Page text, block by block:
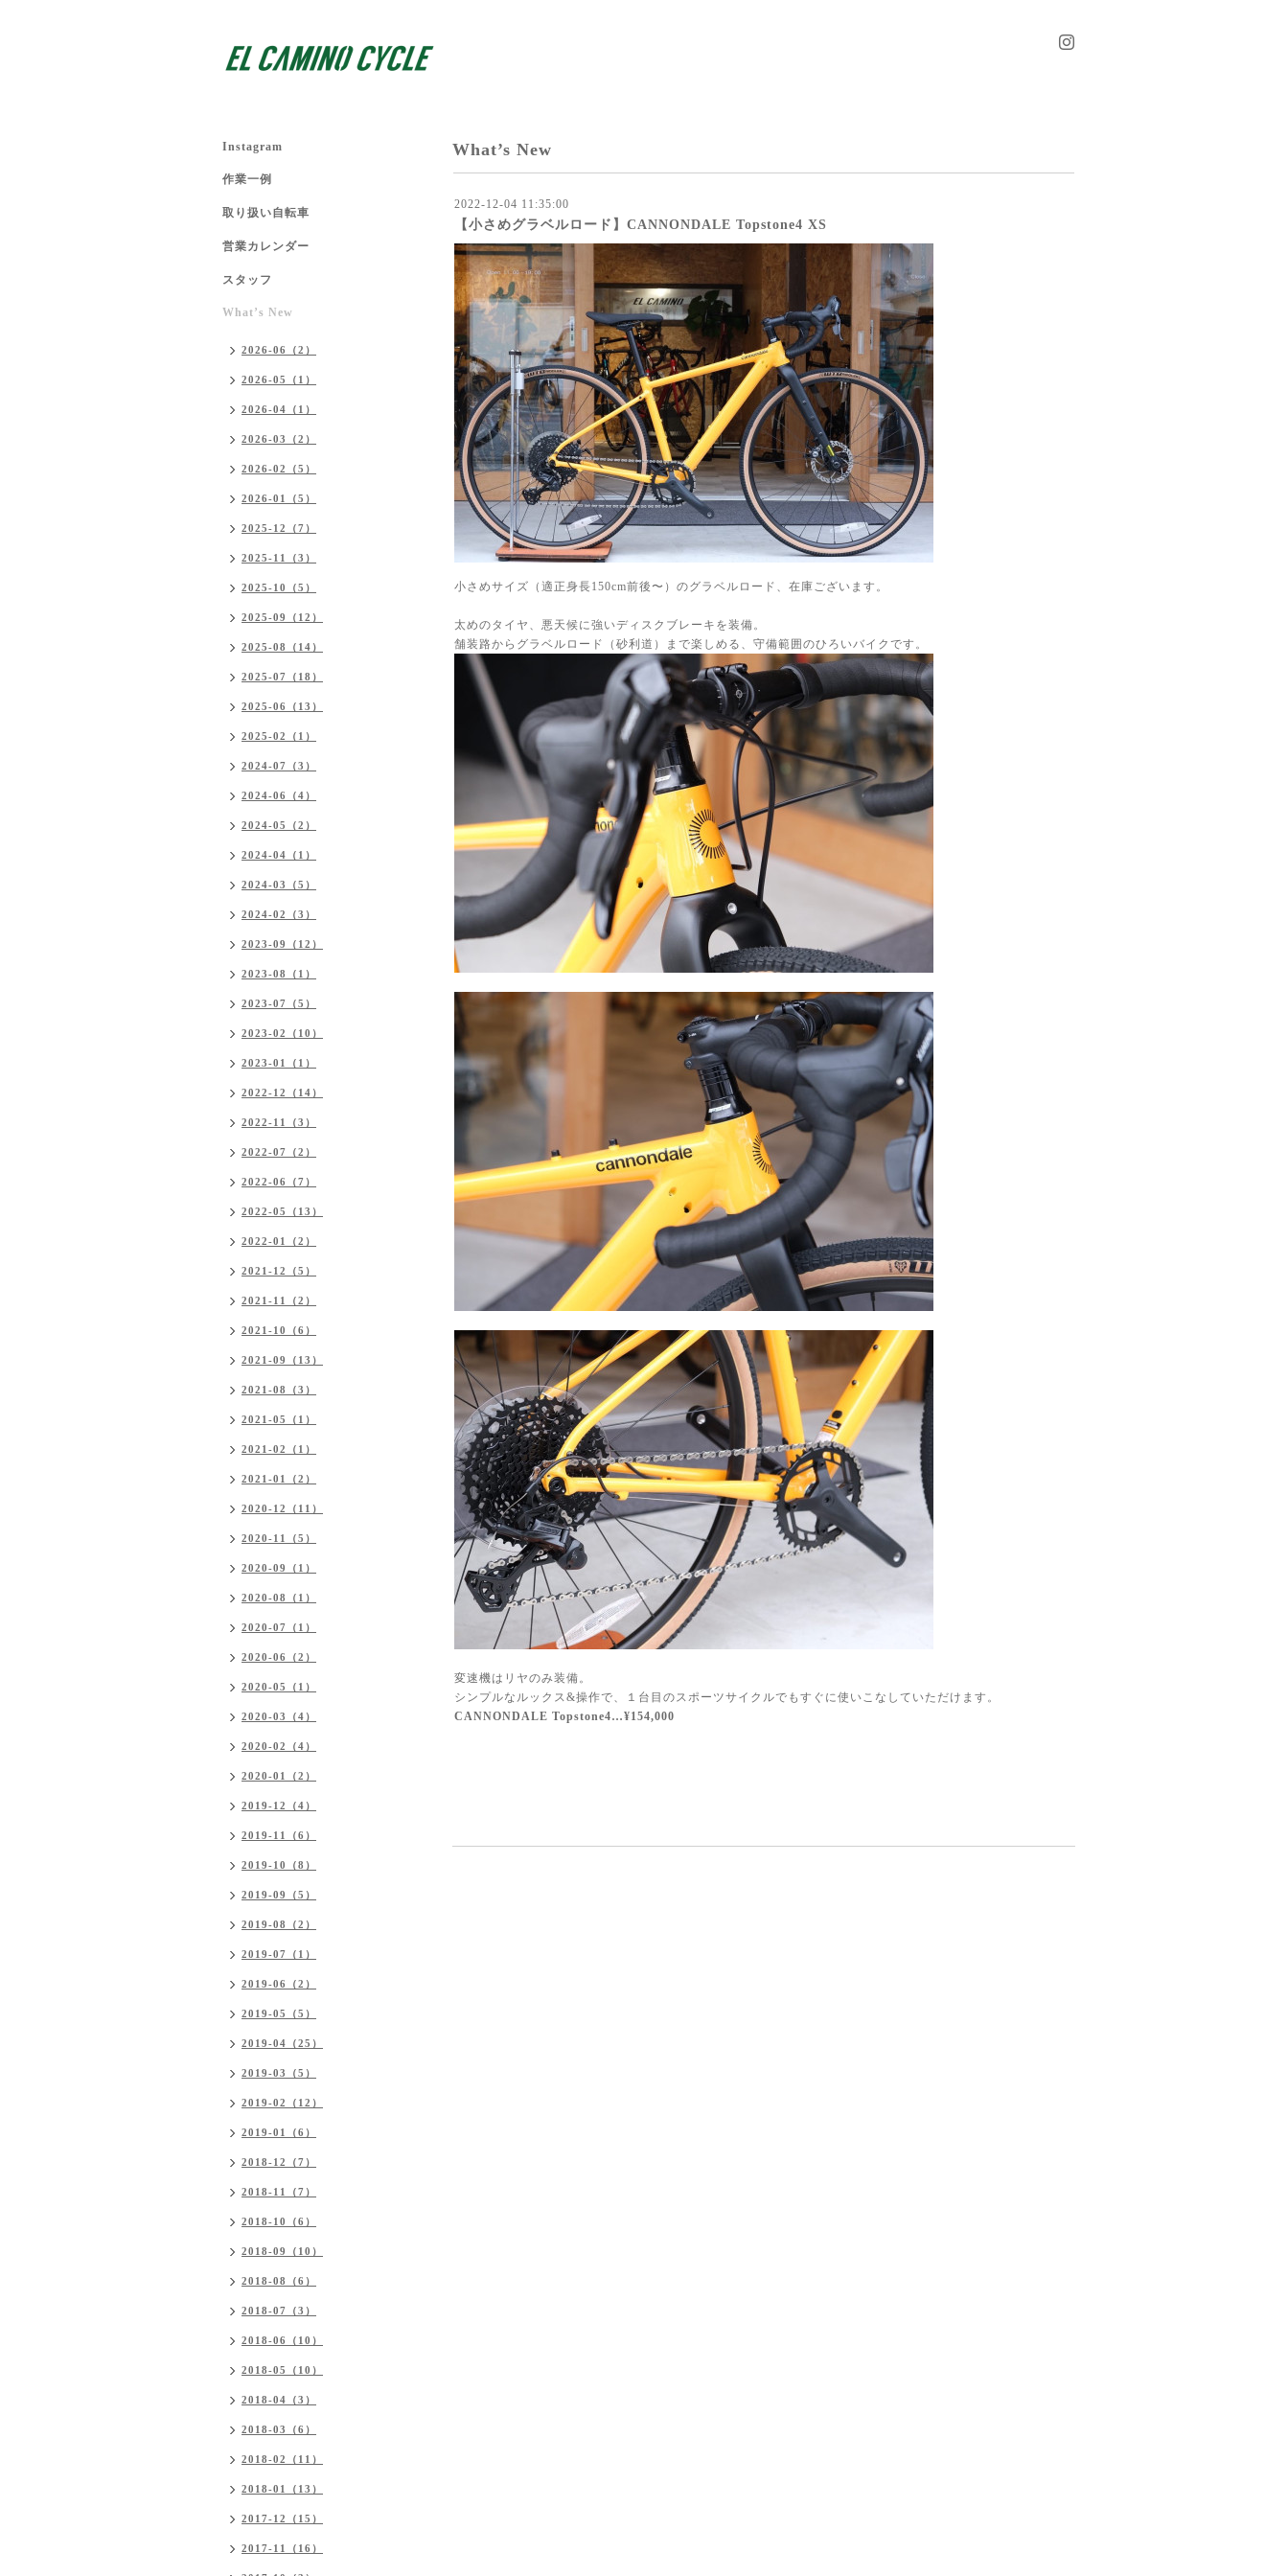
What’s New
2022-12-04 11:35:00
【小さめグラベルロード】CANNONDALE Topstone4 XS
小さめサイズ（適正身長150cm前後〜）のグラベルロード、在庫ございます。
太めのタイヤ、悪天候に強いディスクブレーキを装備。
舗装路からグラベルロード（砂利道）まで楽しめる、守備範囲のひろいバイクです。
変速機はリヤのみ装備。
シンプルなルックス&操作で、１台目のスポーツサイクルでもすぐに使いこなしていただけます。
CANNONDALE Topstone4…¥154,000
Instagram
作業一例
取り扱い自転車
営業カレンダー
スタッフ
What’s New
2026-06（2）
2026-05（1）
2026-04（1）
2026-03（2）
2026-02（5）
2026-01（5）
2025-12（7）
2025-11（3）
2025-10（5）
2025-09（12）
2025-08（14）
2025-07（18）
2025-06（13）
2025-02（1）
2024-07（3）
2024-06（4）
2024-05（2）
2024-04（1）
2024-03（5）
2024-02（3）
2023-09（12）
2023-08（1）
2023-07（5）
2023-02（10）
2023-01（1）
2022-12（14）
2022-11（3）
2022-07（2）
2022-06（7）
2022-05（13）
2022-01（2）
2021-12（5）
2021-11（2）
2021-10（6）
2021-09（13）
2021-08（3）
2021-05（1）
2021-02（1）
2021-01（2）
2020-12（11）
2020-11（5）
2020-09（1）
2020-08（1）
2020-07（1）
2020-06（2）
2020-05（1）
2020-03（4）
2020-02（4）
2020-01（2）
2019-12（4）
2019-11（6）
2019-10（8）
2019-09（5）
2019-08（2）
2019-07（1）
2019-06（2）
2019-05（5）
2019-04（25）
2019-03（5）
2019-02（12）
2019-01（6）
2018-12（7）
2018-11（7）
2018-10（6）
2018-09（10）
2018-08（6）
2018-07（3）
2018-06（10）
2018-05（10）
2018-04（3）
2018-03（6）
2018-02（11）
2018-01（13）
2017-12（15）
2017-11（16）